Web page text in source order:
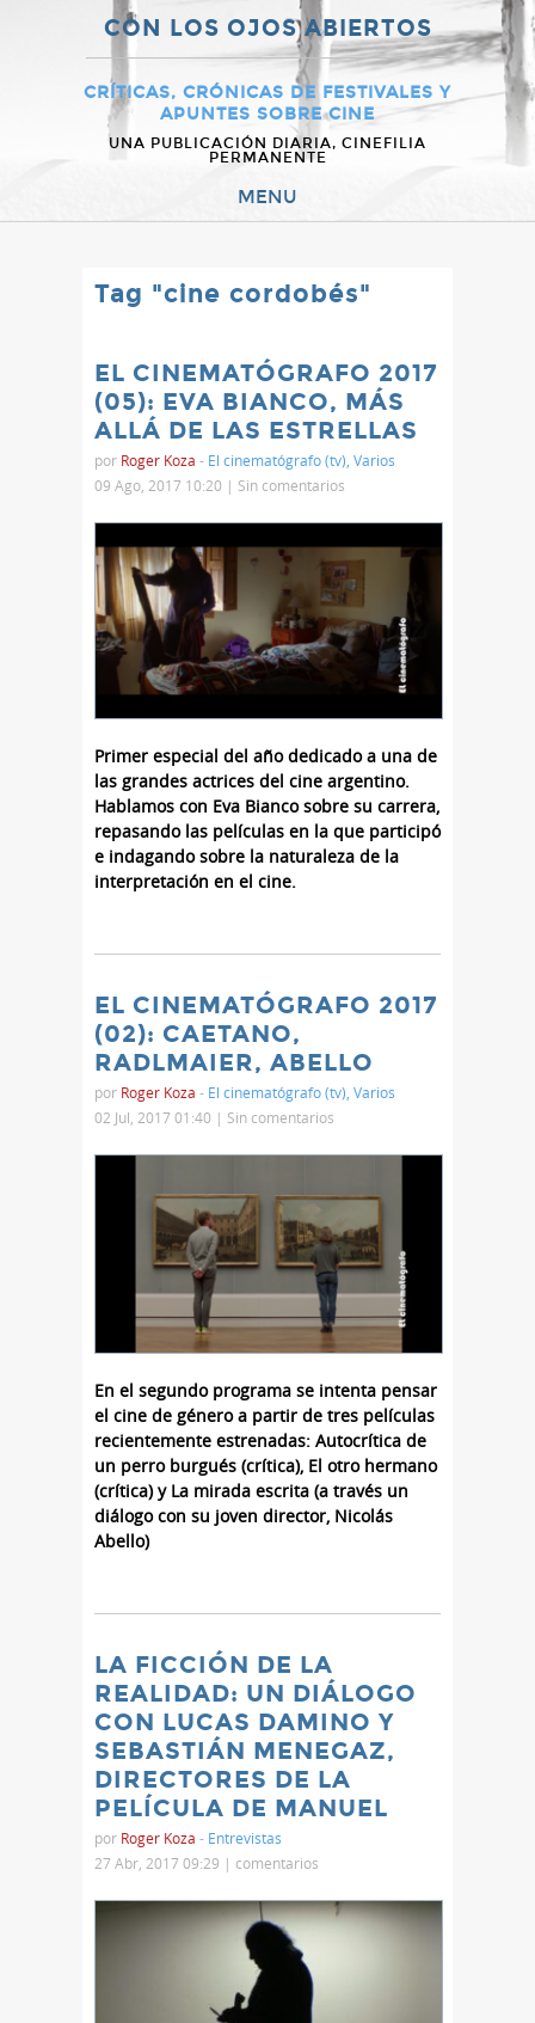
CON LOS OJOS ABIERTOS
CRÍTICAS, CRÓNICAS DE FESTIVALES Y
APUNTES SOBRE CINE
UNA PUBLICACIÓN DIARIA, CINEFILIA
PERMANENTE
MENU
Tag "cine cordobés"
EL CINEMATÓGRAFO 2017
(05): EVA BIANCO, MÁS
ALLÁ DE LAS ESTRELLAS
por Roger Koza - El cinematógrafo (tv) Varios
09 Ago, 2017 10:20 | Sin comentarios
Primer especial del año dedicado a una de
las grandes actrices del cine argentino.
Hablamos con Eva Bianco sobre su carrera,
repasando las películas en la que participó
e indagando sobre la naturaleza de la
interpretación en el cine.
EL CINEMATÓGRAFO 2017
(02): CAETANO,
RADLMAIER, ABELLO
por Roger Koza - El cinematógrafo (tv), Varios
02 Jul, 2017 01:40 | Sin comentarios
En el segundo programa se intenta pensar
el cine de género a partir de tres películas
recientemente estrenadas: Autocrítica de
un perro burgués (crítica), El otro hermano
(crítica) y La mirada escrita (a través un
diálogo con su joven director, Nicolás
Abello)
LA FICCIÓN DE LA
REALIDAD: UN DIÁLOGO
CON LUCAS DAMINO Y
SEBASTIÁN MENEGAZ,
DIRECTORES DE LA
PELÍCULA DE MANUEL
por Roger Koza - Entrevistas
27 Abr, 2017 09:29 | comentarios